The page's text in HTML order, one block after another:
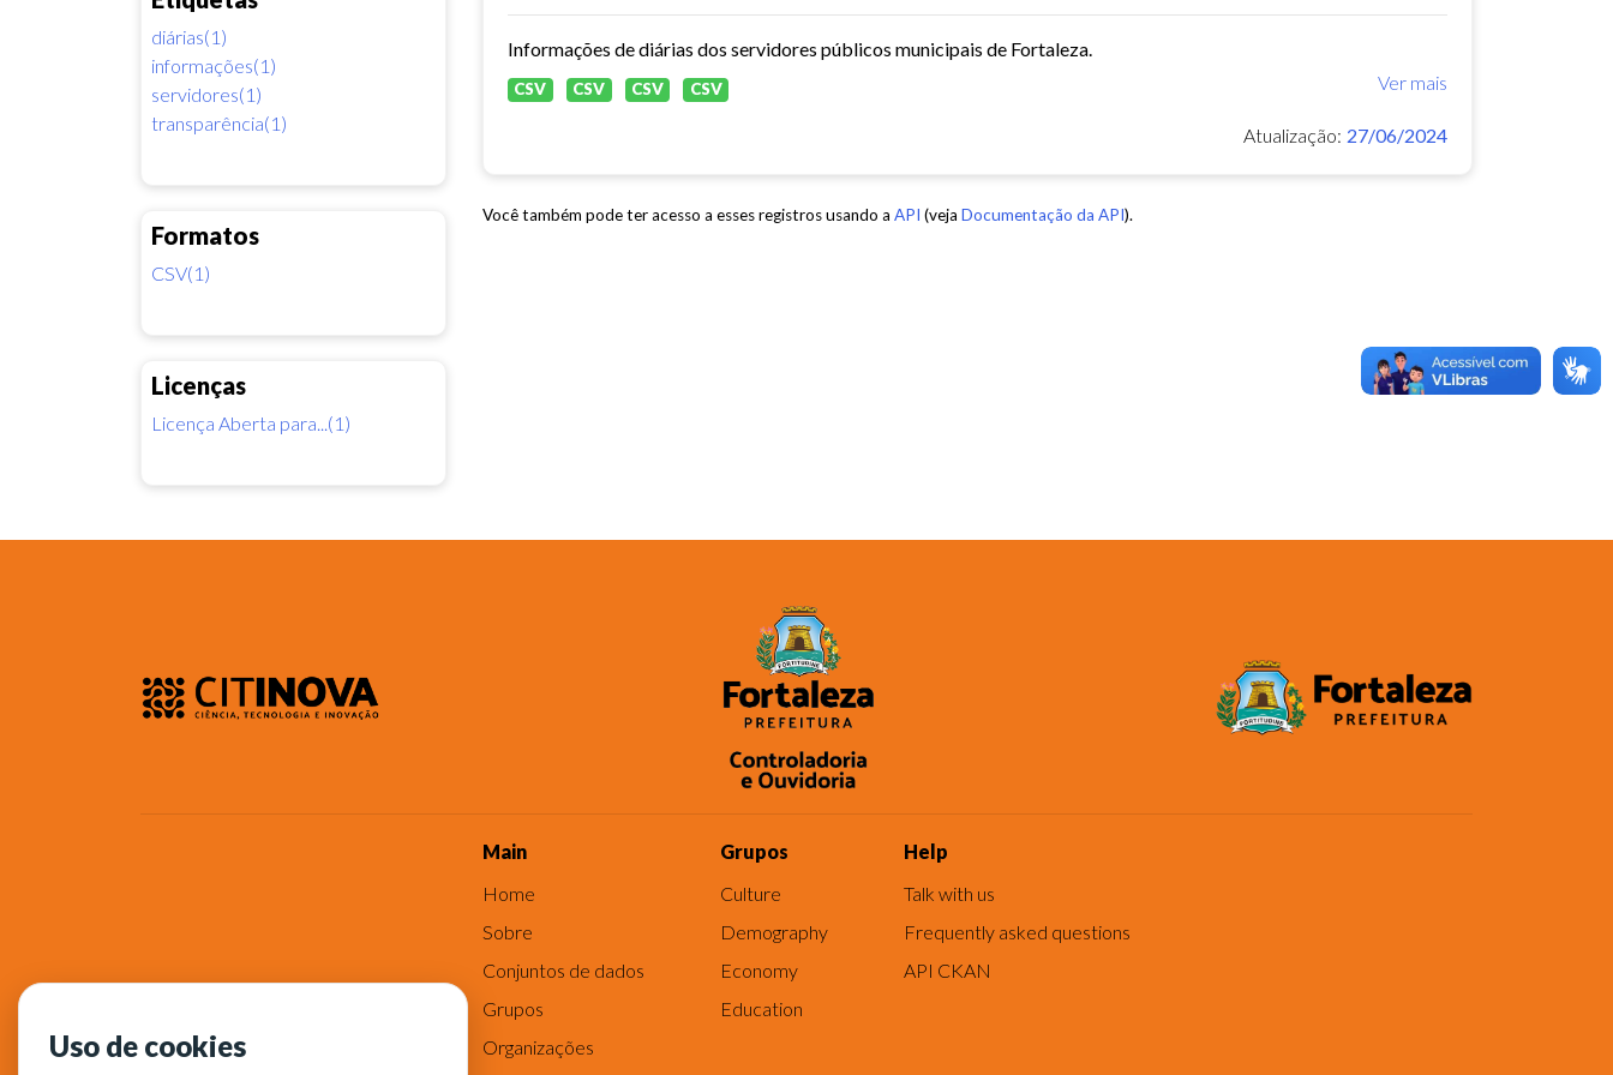
diárias(1)
informações(1)
servidores(1)
transparência(1)
Formatos
CSV(1)
Licenças
Licença Aberta para...(1)
Informações de diárias dos servidores públicos municipais de Fortaleza.
Ver mais
CSV CSV CSV CSV
Atualização: 27/06/2024
Você também pode ter acesso a esses registros usando a API (veja Documentação da API).
Main
Home
Sobre
Conjuntos de dados
Grupos
Organizações
Grupos
Culture
Demography
Economy
Education
Help
Talk with us
Frequently asked questions
API CKAN
Uso de cookies